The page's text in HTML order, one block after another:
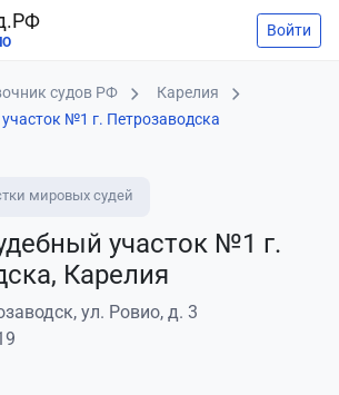
Войти
судов РФ
Карелия
№1 г. Петрозаводска
мировых судей
участок №1 г.
Карелия
ул. Ровио, д. 3